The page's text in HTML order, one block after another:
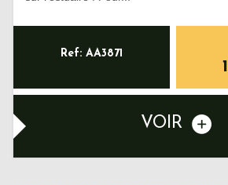
Ref: AA3871
VOIR